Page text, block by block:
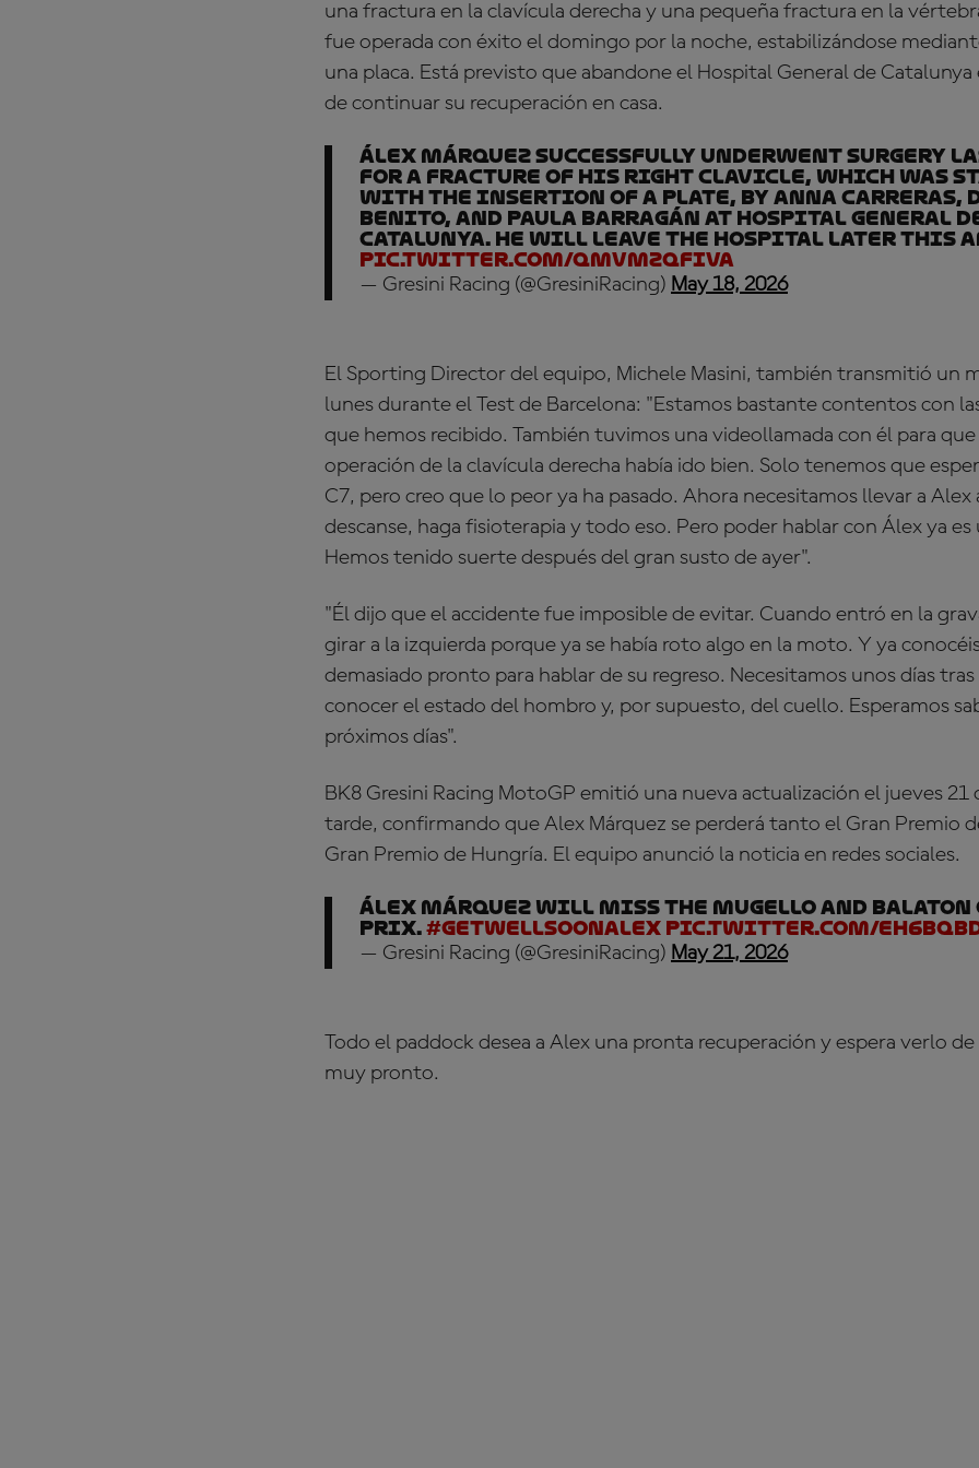
una fractura en la clavícula derecha y una pequeña fractura en la
fue operada con éxito el domingo por la noche, estabilizándose
una placa. Está previsto que abandone el Hospital General de
de continuar su recuperación en casa.
Álex Márquez successfully underwent surgery
for a fracture of his right clavicle, which was
with the insertion of a plate, by Anna Carreras,
Benito, and Paula Barragán at Hospital General
Catalunya. He will leave the hospital later this
pic.twitter.com/qMvMZQFIVA
— Gresini Racing (@GresiniRacing) May 18, 2026
El Sporting Director del equipo, Michele Masini, también transmitió un
lunes durante el Test de Barcelona: "Estamos bastante contentos con
que hemos recibido. También tuvimos una videollamada con él para
operación de la clavícula derecha había ido bien. Solo tenemos que
C7, pero creo que lo peor ya ha pasado. Ahora necesitamos llevar a Alex
descanse, haga fisioterapia y todo eso. Pero poder hablar con Álex ya
Hemos tenido suerte después del gran susto de ayer".
"Él dijo que el accidente fue imposible de evitar. Cuando entró en la
girar a la izquierda porque ya se había roto algo en la moto. Y ya
demasiado pronto para hablar de su regreso. Necesitamos unos días
conocer el estado del hombro y, por supuesto, del cuello. Esperamos
próximos días".
BK8 Gresini Racing MotoGP emitió una nueva actualización el jueves 21
tarde, confirmando que Alex Márquez se perderá tanto el Gran Premio
Gran Premio de Hungría. El equipo anunció la noticia en redes sociales.
Álex Márquez will miss the Mugello and Balaton
Prix.#GetWellSoonAlex pic.twitter.com/
— Gresini Racing (@GresiniRacing) May 21, 2026
Todo el paddock desea a Alex una pronta recuperación y espera verlo
muy pronto.